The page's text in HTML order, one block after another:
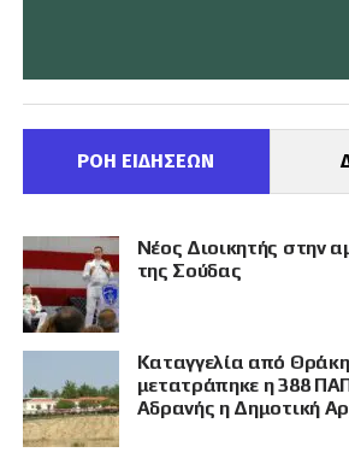
ΡΟΗ ΕΙΔΗΣΕΩΝ
Νέος Διοικητής στην
της Σούδας
Καταγγελία από
μετατράπηκε η 388
Αδρανής η Δημοτική